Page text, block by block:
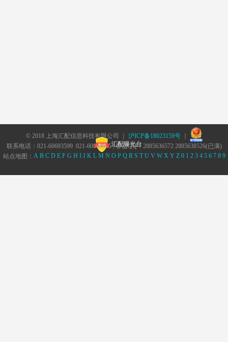
© 2018 上海汇配信息科技有限公司 ｜ 沪ICP备18023159号｜
汇配曝光台
联系电话：021-60693599 021-60693555 | 客服QQ：2885636572 2885638526(已满)
站点地图： A B C D E F G H I J K L M N O P Q R S T U V W X Y Z 0 1 2 3 4 5 6 7 8 9